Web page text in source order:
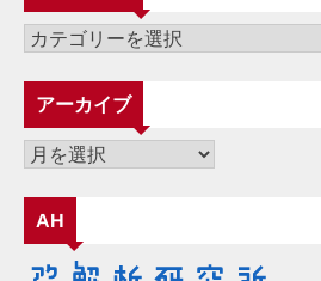
カ
ゴ
リ
ー
アーカイブ
ア
カ
イ
ブ
AH